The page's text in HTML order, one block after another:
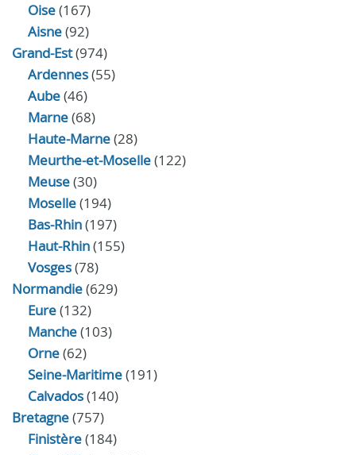
Oise(167)
Aisne(92)
Grand-Est(974)
Ardennes(55)
Aube(46)
Marne(68)
Haute-Marne(28)
Meurthe-et-Moselle(122)
Meuse(30)
Moselle(194)
Bas-Rhin(197)
Haut-Rhin(155)
Vosges(78)
Normandie(629)
Eure(132)
Manche(103)
Orne(62)
Seine-Maritime(191)
Calvados(140)
Bretagne(757)
Finistère(184)